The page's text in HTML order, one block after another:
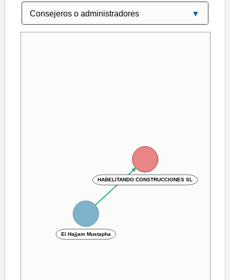
HABELITANDO CONSTRUCCIONES SL
El Hajjam Mustapha